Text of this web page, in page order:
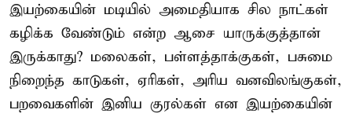
இயற்கையின் மடியில் அமைதியாக சில நாட்கள்
கழிக்க வேண்டும் என்ற ஆசை யாருக்குத்தான்
இருக்காது? மலைகள், பள்ளத்தாக்குகள், பசுமை
நிறைந்த காடுகள், ஏரிகள், அரிய வனவிலங்குகள்,
பறவைகளின் இனிய குரல்கள் என இயற்கையின்